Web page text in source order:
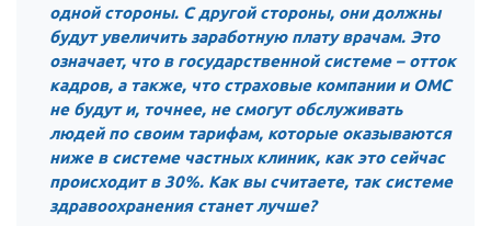
Конференция ОООИБРС 2021
Конференция ВСЭ 2021
Конференция ОООИБРС 2020
Документы съездов
Первый съезд
Второй съезд
одной стороны. С другой стороны, они должны
будут увеличить заработную плату врачам. Это
означает, что в государственной системе – отток
кадров, а также, что страховые компании и ОМС
не будут и, точнее, не смогут обслуживать
людей по своим тарифам, которые оказываются
ниже в системе частных клиник, как это сейчас
происходит в 30%. Как вы считаете, так системе
здравоохранения станет лучше?